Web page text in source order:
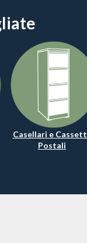
Casellari e
Postali